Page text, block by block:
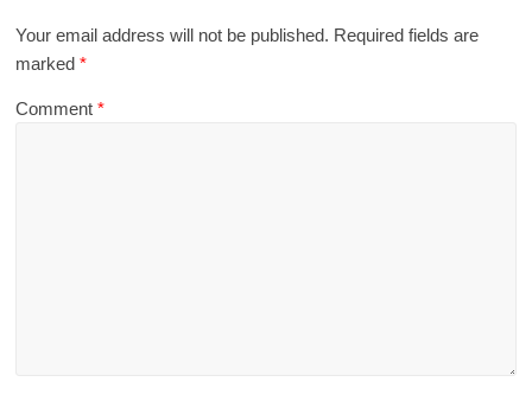
Your email address will not be published. Required fields are
marked*
Comment*